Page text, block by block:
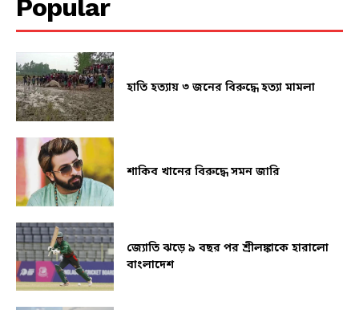
Popular
হাতি হত্যায় ৩ জনের বিরুদ্ধে হত্যা মামলা
শাকিব খানের বিরুদ্ধে সমন জারি
জ্যোতি ঝড়ে ৯ বছর পর শ্রীলঙ্কাকে হারালো
বাংলাদেশ